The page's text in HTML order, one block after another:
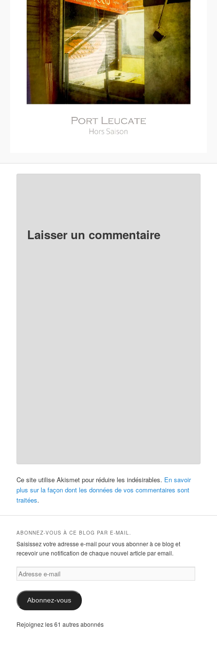
Laisser un commentaire
Ce site utilise Akismet pour réduire les indésirables. En savoir
plus sur la façon dont les données de vos commentaires sont
traitées.
ABONNEZ-VOUS À CE BLOG PAR E-MAIL.
Saisissez votre adresse e-mail pour vous abonner à ce blog et
recevoir une notification de chaque nouvel article par email.
Adresse
e-
mail
Abonnez-vous
Rejoignez les 61 autres abonnés